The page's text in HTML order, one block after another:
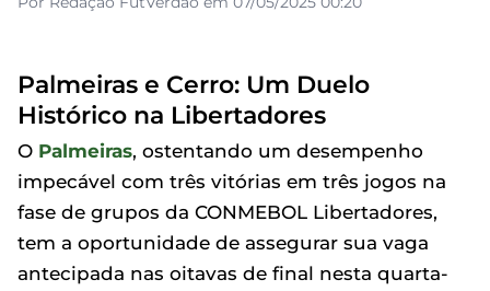
Palmeiras e Cerro: Um Duelo
Histórico na Libertadores
O Palmeiras, ostentando um desempenho
impecável com três vitórias em três jogos na
fase de grupos da CONMEBOL Libertadores,
tem a oportunidade de assegurar sua vaga
antecipada nas oitavas de final nesta quarta-